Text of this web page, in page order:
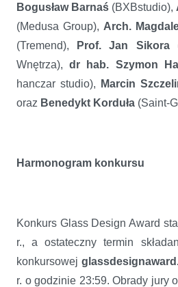
Bogusław Barnaś (BXBstudio),
(Medusa Group), Arch.
(Tremend), Prof. Jan Sikora
Wnętrza),dr hab. Szymon
hanczar studio),
Marcin
oraz Benedykt Korduła (Saint-
Harmonogram konkursu
Konkurs Glass Design Award
r., a ostateczny termin
konkursowej
r. o godzinie 23:59. Obrady jury